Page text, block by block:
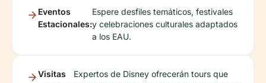
Eventos
Estacionales:
Espere desfiles temáticos, festivales
y celebraciones culturales adaptados
a los EAU.
Visitas
Expertos de Disney ofrecerán tours que